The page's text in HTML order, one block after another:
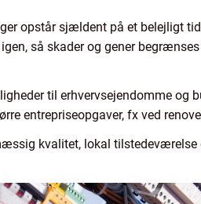
opstår sjældent på et belejligt
så skader og gener
til erhvervsejendomme og
entrepriseopgaver, fx ved
kvalitet, lokal tilstedeværelse